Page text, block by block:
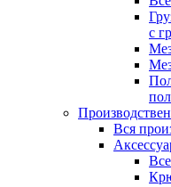
с
Вся